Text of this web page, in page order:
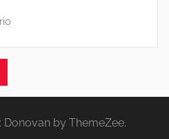
by ThemeZee.